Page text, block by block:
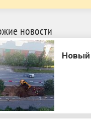
новости
Новый